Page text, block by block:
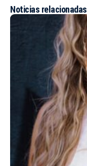
Noticias relacionadas